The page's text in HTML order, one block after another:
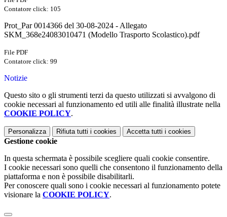
Contatore click: 105
Prot_Par 0014366 del 30-08-2024 - Allegato
SKM_368e24083010471 (Modello Trasporto Scolastico).pdf
File PDF
Contatore click: 99
Notizie
Questo sito o gli strumenti terzi da questo utilizzati si avvalgono di
cookie necessari al funzionamento ed utili alle finalità illustrate nella
COOKIE POLICY.
Personalizza Rifiuta tutti i cookies Accetta tutti i cookies
Gestione cookie
In questa schermata è possibile scegliere quali cookie consentire.
I cookie necessari sono quelli che consentono il funzionamento della
piattaforma e non è possibile disabilitarli.
Per conoscere quali sono i cookie necessari al funzionamento potete
visionare la COOKIE POLICY.